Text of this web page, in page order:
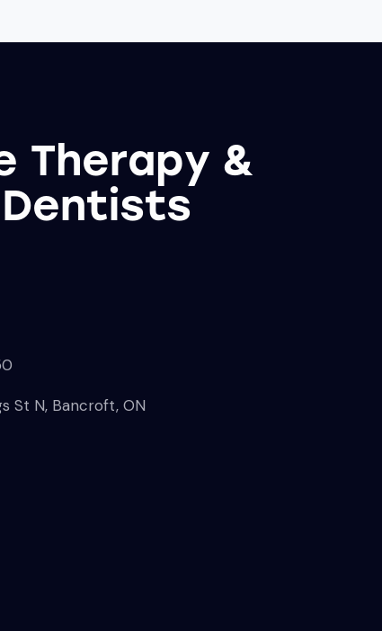
Therapy &
St N, Bancroft, ON